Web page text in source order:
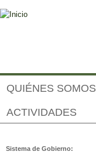
QUIÉNES SOMOS
ACTIVIDADES
Marruecos
Sistema de Gobierno: